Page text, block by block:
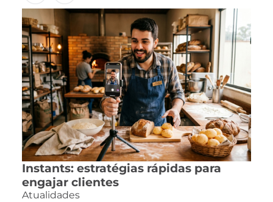
Instants: estratégias rápidas para
engajar clientes
Atualidades